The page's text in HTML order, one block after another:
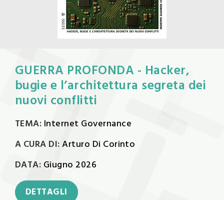
GUERRA PROFONDA - Hacker,
bugie e lʼarchitettura segreta dei
nuovi conflitti
TEMA: Internet Governance
A CURA DI:Arturo Di Corinto
DATA: Giugno 2026
DETTAGLI